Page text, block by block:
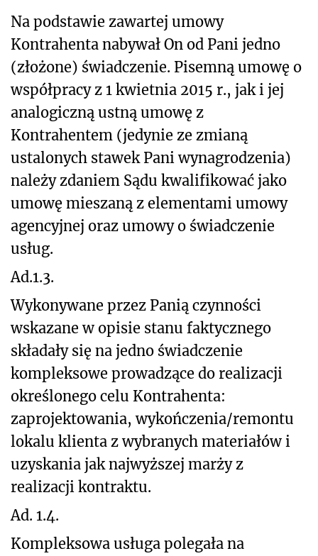
Na podstawie zawartej umowy
Kontrahenta nabywał On od Pani jedno
(złożone) świadczenie. Pisemną umowę o
współpracy z 1 kwietnia 2015 r., jak i jej
analogiczną ustną umowę z
Kontrahentem (jedynie ze zmianą
ustalonych stawek Pani wynagrodzenia)
należy zdaniem Sądu kwalifikować jako
umowę mieszaną z elementami umowy
agencyjnej oraz umowy o świadczenie
usług.
Ad.1.3.
Wykonywane przez Panią czynności
wskazane w opisie stanu faktycznego
składały się na jedno świadczenie
kompleksowe prowadzące do realizacji
określonego celu Kontrahenta:
zaprojektowania, wykończenia/remontu
lokalu klienta z wybranych materiałów i
uzyskania jak najwyższej marży z
realizacji kontraktu.
Ad. 1.4.
Kompleksowa usługa polegała na